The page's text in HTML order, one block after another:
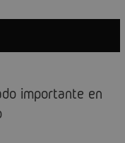
importante en